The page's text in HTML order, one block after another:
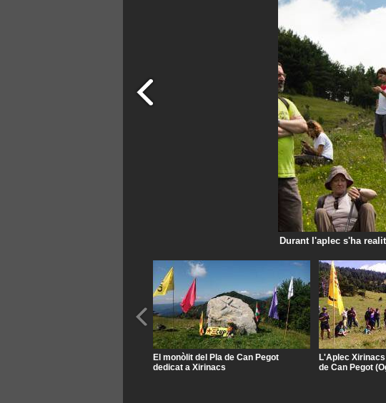
Durant l'aplec s'ha
El monòlit del Pla de Can Pegot
dedicat a Xirinacs
L'Aplec
de Can Pegot